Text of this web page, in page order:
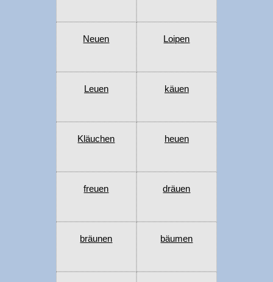
Neuen Loipen
Leuen käuen
Kläuchen heuen
freuen dräuen
bräunen bäumen